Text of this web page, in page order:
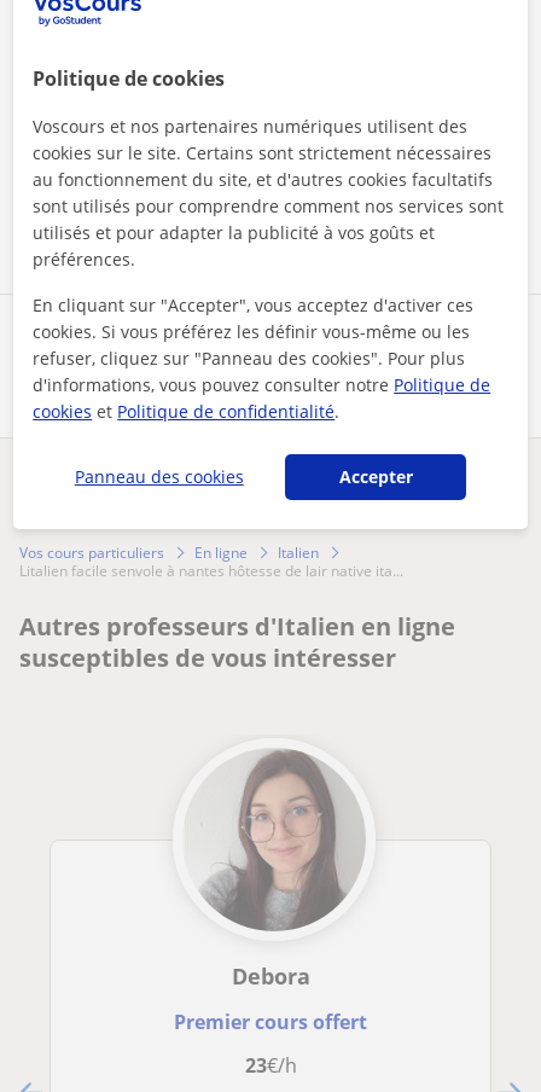
Partagez ce professeur
En cliquant sur l'un des deux boutons, vous acceptez nos
et de
Contacter maintenant
Des problèmes avec ce profil ? Signalez-le
Vos cours particuliers En ligne
Italien
litalien facile senvole à nantes hôtesse de lair native ita...
Autres professeurs d'Italien en ligne
susceptibles de vous intéresser
Debora
Premier cours offert
23€/h
Politique de cookies
Voscours et nos partenaires numériques utilisent des
cookies sur le site. Certains sont strictement nécessaires
au fonctionnement du site, et d'autres cookies facultatifs
sont utilisés pour comprendre comment nos services sont
utilisés et pour adapter la publicité à vos goûts et
préférences.
En cliquant sur "Accepter", vous acceptez d'activer ces
cookies. Si vous préférez les définir vous-même ou les
refuser, cliquez sur "Panneau des cookies". Pour plus
d'informations, vous pouvez consulter notre Politique de
cookies et Politique de confidentialité.
Panneau des cookies Accepter